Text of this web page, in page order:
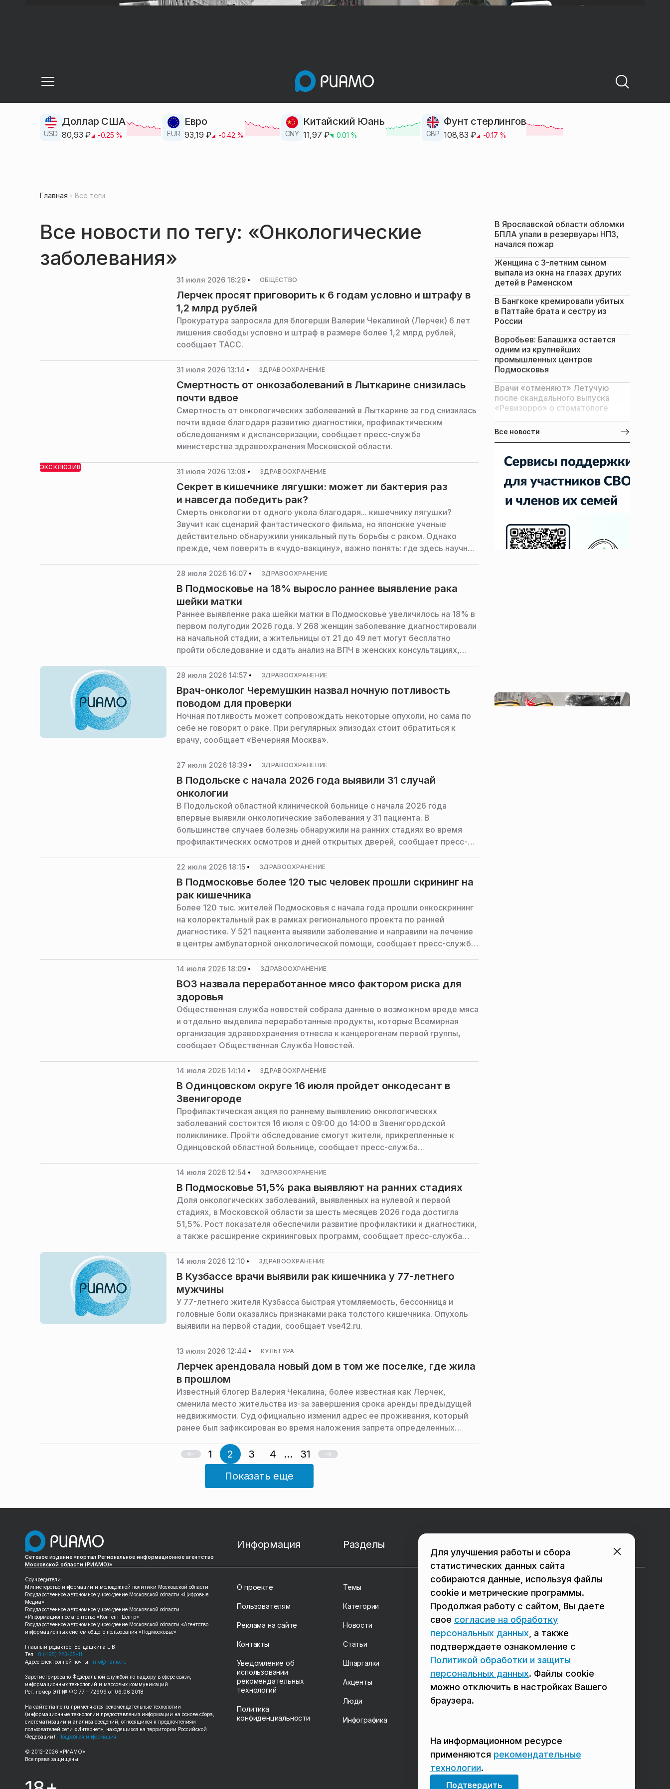
USD
Доллар США
80,93 ₽ -0.25 % EUR
Евро
93,19 ₽ -0.42 % CNY
Китайский Юань
11,97 ₽ 0.01 % GBP
Фунт стерлингов
108,83 ₽ -0.17 %
Главная Все теги
Все новости по тегу: «Онкологические
заболевания»
31 июля 2026 16:29 ОБЩЕСТВО
Лерчек просят приговорить к 6 годам условно и штрафу в
1,2 млрд рублей
Прокуратура запросила для блогерши Валерии Чекалиной (Лерчек) 6 лет
лишения свободы условно и штраф в размере более 1,2 млрд рублей,
сообщает ТАСС.
31 июля 2026 13:14 ЗДРАВООХРАНЕНИЕ
Смертность от онкозаболеваний в Лыткарине снизилась
почти вдвое
Смертность от онкологических заболеваний в Лыткарине за год снизилась
почти вдвое благодаря развитию диагностики, профилактическим
обследованиям и диспансеризации, сообщает пресс-служба
министерства здравоохранения Московской области.
ЭКСКЛЮЗИВ 31 июля 2026 13:08 ЗДРАВООХРАНЕНИЕ
Секрет в кишечнике лягушки: может ли бактерия раз
и навсегда победить рак?
Смерть онкологии от одного укола благодаря... кишечнику лягушки?
Звучит как сценарий фантастического фильма, но японские ученые
действительно обнаружили уникальный путь борьбы с раком. Однако
прежде, чем поверить в «чудо-вакцину», важно понять: где здесь научный
онколог, к. м. н., главный врач центра хирургии «Персона» Антон Самсонов
объяснил РИАМО, что означает это открытие.
28 июля 2026 16:07 ЗДРАВООХРАНЕНИЕ
В Подмосковье на 18% выросло раннее выявление рака
шейки матки
Раннее выявление рака шейки матки в Подмосковье увеличилось на 18% в
первом полугодии 2026 года. У 268 женщин заболевание диагностировали
на начальной стадии, а жительницы от 21 до 49 лет могут бесплатно
пройти обследование и сдать анализ на ВПЧ в женских консультациях,
области.
28 июля 2026 14:57 ЗДРАВООХРАНЕНИЕ
Врач-онколог Черемушкин назвал ночную потливость
поводом для проверки
Ночная потливость может сопровождать некоторые опухоли, но сама по
себе не говорит о раке. При регулярных эпизодах стоит обратиться к
врачу, сообщает «Вечерняя Москва».
27 июля 2026 18:39 ЗДРАВООХРАНЕНИЕ
В Подольске с начала 2026 года выявили 31 случай
онкологии
В Подольской областной клинической больнице с начала 2026 года
впервые выявили онкологические заболевания у 31 пациента. В
большинстве случаев болезнь обнаружили на ранних стадиях во время
профилактических осмотров и дней открытых дверей, сообщает пресс-
22 июля 2026 18:15 ЗДРАВООХРАНЕНИЕ
В Подмосковье более 120 тыс человек прошли скрининг на
рак кишечника
Более 120 тыс. жителей Подмосковья с начала года прошли онкоскрининг
на колоректальный рак в рамках регионального проекта по ранней
диагностике. У 521 пациента выявили заболевание и направили на лечение
в центры амбулаторной онкологической помощи, сообщает пресс-служба
14 июля 2026 18:09 ЗДРАВООХРАНЕНИЕ
ВОЗ назвала переработанное мясо фактором риска для
здоровья
Общественная служба новостей собрала данные о возможном вреде мяса
и отдельно выделила переработанные продукты, которые Всемирная
организация здравоохранения отнесла к канцерогенам первой группы,
сообщает Общественная Служба Новостей.
14 июля 2026 14:14 ЗДРАВООХРАНЕНИЕ
В Одинцовском округе 16 июля пройдет онкодесант в
Звенигороде
Профилактическая акция по раннему выявлению онкологических
заболеваний состоится 16 июля с 09:00 до 14:00 в Звенигородской
поликлинике. Пройти обследование смогут жители, прикрепленные к
Одинцовской областной больнице, сообщает пресс-служба
14 июля 2026 12:54 ЗДРАВООХРАНЕНИЕ
В Подмосковье 51,5% рака выявляют на ранних стадиях
Доля онкологических заболеваний, выявленных на нулевой и первой
стадиях, в Московской области за шесть месяцев 2026 года достигла
51,5%. Рост показателя обеспечили развитие профилактики и диагностики,
а также расширение скрининговых программ, сообщает пресс-служба
14 июля 2026 12:10 ЗДРАВООХРАНЕНИЕ
В Кузбассе врачи выявили рак кишечника у 77-летнего
мужчины
У 77-летнего жителя Кузбасса быстрая утомляемость, бессонница и
головные боли оказались признаками рака толстого кишечника. Опухоль
выявили на первой стадии, сообщает vse42.ru.
13 июля 2026 12:44 КУЛЬТУРА
Лерчек арендовала новый дом в том же поселке, где жила
в прошлом
Известный блогер Валерия Чекалина, более известная как Лерчек,
сменила место жительства из-за завершения срока аренды предыдущей
недвижимости. Суд официально изменил адрес ее проживания, который
ранее был зафиксирован во время наложения запрета определенных
1 2 3 4 ...
31
Показать еще
В Ярославской области обломки
БПЛА упали в резервуары НПЗ,
начался пожар
Женщина с 3-летним сыном
выпала из окна на глазах других
детей в Раменском
В Бангкоке кремировали убитых
в Паттайе брата и сестру из
России
Воробьев: Балашиха остается
одним из крупнейших
промышленных центров
Подмосковья
Врачи «отменяют» Летучую
после скандального выпуска
«Ревизорро» о стоматологе
Все новости
Сетевое издание «портал Региональное информационное агентство
Московской области (РИАМО)»
Соучредители:
Министерство информации и молодежной политики Московской области
Государственное автономное учреждение Московской области «Цифровые
Медиа»
Государственное автономное учреждение Московской области
«Информационное агентство «Контент-Центр»
Государственное автономное учреждение Московской области «Агентство
информационных систем общего пользования «Подмосковье»
Главный редактор: Богдашкина Е.В.
Тел.: 8 (495) 223-35-11
Адрес электронной почты: info@riamo.ru
Зарегистрировано Федеральной службой по надзору в сфере связи,
информационных технологий и массовых коммуникаций
Рег. номер ЭЛ № ФС 77 – 72999 от 06.06.2018
На сайте riamo.ru применяются рекомендательные технологии
(информационные технологии предоставления информации на основе сбора,
систематизации и анализа сведений, относящихся к предпочтениям
пользователей сети «Интернет», находящихся на территории Российской
Федерации).
Подробная информация
© 2012-2026 «РИАМО».
Все права защищены
Информация
О проекте
Пользователям
Реклама на сайте
Контакты
Уведомление об
использовании
рекомендательных
технологий
Политика
конфиденциальности
Разделы
Темы
Категории
Новости
Статьи
Шпаргалки
Акценты
Люди
Инфографика
в Подольске в Люберцах
в Мытищах в Красногорске
в Реутове в Королёве
в Балашихе в Домодедово
в Сергиевом Посаде в Щёлково
Мы в соцсетях
Для улучшения работы и сбора
статистических данных сайта
собираются данные, используя файлы
cookie и метрические программы.
Продолжая работу с сайтом, Вы даете
свое согласие на обработку
персональных данных , а также
подтверждаете ознакомление с
Политикой обработки и защиты
персональных данных. Файлы cookie
можно отключить в настройках Вашего
браузера.
На информационном ресурсе
применяются рекомендательные
технологии.
Подтвердить